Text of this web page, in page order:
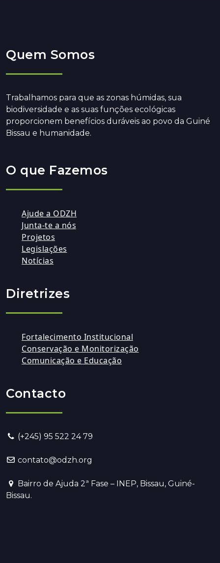
Quem Somos
Trabalhamos para que as zonas húmidas, sua
biodiversidade e as suas funções ecológicas
proporcionem benefícios duráveis ao povo da Guiné
Bissau e humanidade.
O que Fazemos
Ajude a ODZH
Junta-te a nós
Projetos
Legislações
Notícias
Diretrizes
Fortalecimento Institucional
Conservação e Monitorização
Comunicação e Educação
Contacto
(+245) 95 522 24 79
contato@odzh.org
Bairro de Ajuda 2ª Fase – INEP, Bissau, Guiné-
Bissau.